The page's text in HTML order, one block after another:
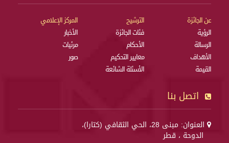
عن الجائزة
الرؤية
الرسالة
الأهداف
القيمة
الترشيح
فئات الجائزة
الأحكام
معايير التحكيم
الأسئلة الشائعة
المركز الإعلامي
الأخبار
مرئيات
صور
اتصل بنا
العنوان: مبنى 28، الحي الثقافي (كتارا)،
الدوحة ، قطر